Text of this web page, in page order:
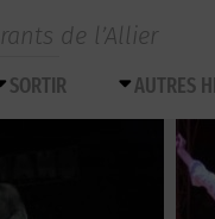
de l’Allier
SORTIR AUTRES